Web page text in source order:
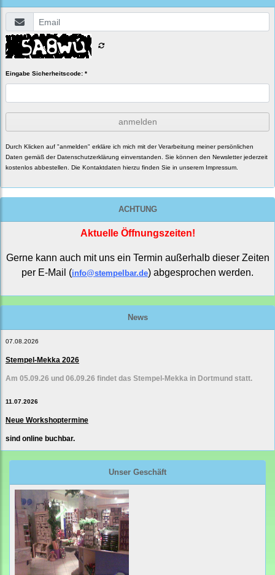
Eingabe Sicherheitscode: *
anmelden
Durch Klicken auf "anmelden" erkläre ich mich mit der Verarbeitung meiner persönlichen
Daten gemäß der Datenschutzerklärung einverstanden. Sie können den Newsletter jederzeit
kostenlos abbestellen. Die Kontaktdaten hierzu finden Sie in unserem Impressum.
ACHTUNG
Aktuelle Öffnungszeiten!
Gerne kann auch mit uns ein Termin außerhalb dieser Zeiten
per E-Mail (info@stempelbar.de) abgesprochen werden.
News
07.08.2026
Stempel-Mekka 2026
Am 05.09.26 und 06.09.26 findet das Stempel-Mekka in Dortmund statt.
11.07.2026
Neue Workshoptermine
sind online buchbar.
Unser Geschäft